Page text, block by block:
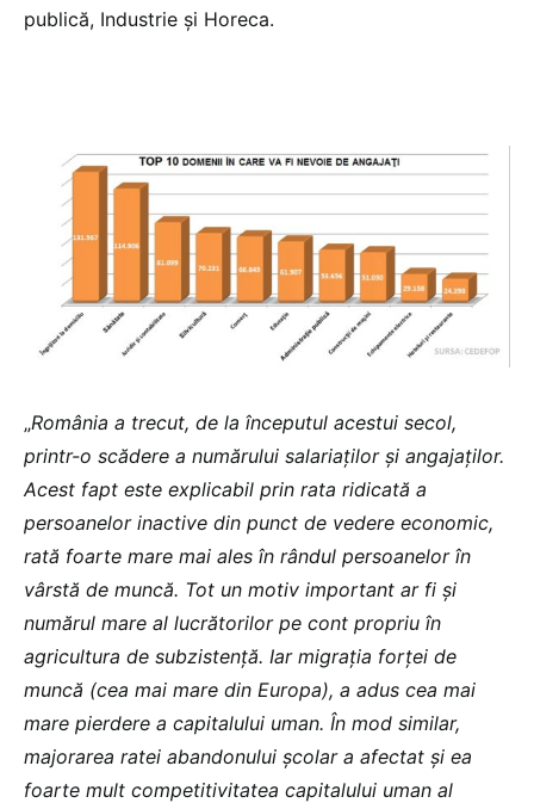
publică, Industrie şi Horeca.
„România a trecut, de la începutul acestui secol,
printr-o scădere a numărului salariaţilor şi angajaţilor.
Acest fapt este explicabil prin rata ridicată a
persoanelor inactive din punct de vedere economic,
rată foarte mare mai ales în rândul persoanelor în
vârstă de muncă. Tot un motiv important ar fi şi
numărul mare al lucrătorilor pe cont propriu în
agricultura de subzistenţă. Iar migraţia forţei de
muncă (cea mai mare din Europa), a adus cea mai
mare pierdere a capitalului uman. În mod similar,
majorarea ratei abandonului şcolar a afectat şi ea
foarte mult competitivitatea capitalului uman al